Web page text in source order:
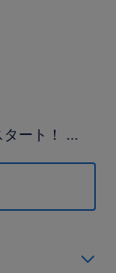
ート！ ...
で、
れますよ！